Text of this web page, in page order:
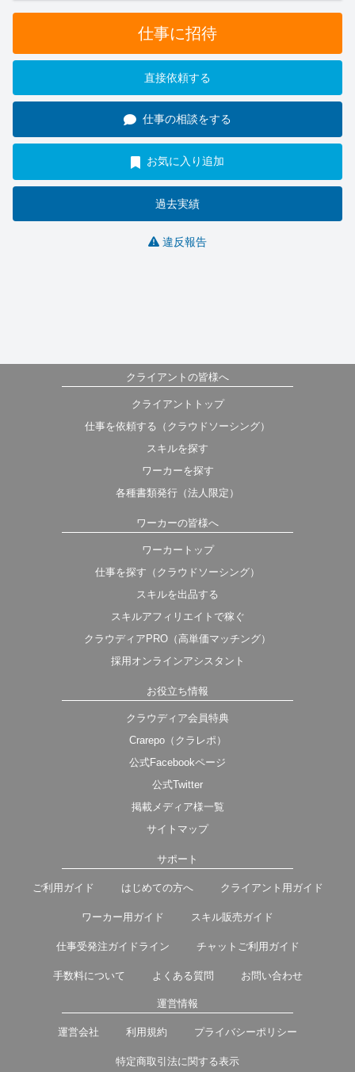
仕事に招待
直接依頼する
仕事の相談をする
お気に入り追加
過去実績
違反報告
クライアントの皆様へ
クライアントトップ
仕事を依頼する（クラウドソーシング）
スキルを探す
ワーカーを探す
各種書類発行（法人限定）
ワーカーの皆様へ
ワーカートップ
仕事を探す（クラウドソーシング）
スキルを出品する
スキルアフィリエイトで稼ぐ
クラウディアPRO（高単価マッチング）
採用オンラインアシスタント
お役立ち情報
クラウディア会員特典
Crarepo（クラレポ）
公式Facebookページ
公式Twitter
掲載メディア様一覧
サイトマップ
サポート
ご利用ガイド はじめての方へ クライアント用ガイド
ワーカー用ガイド スキル販売ガイド
仕事受発注ガイドライン チャットご利用ガイド
手数料について よくある質問 お問い合わせ
運営情報
運営会社 利用規約 プライバシーポリシー
特定商取引法に関する表示